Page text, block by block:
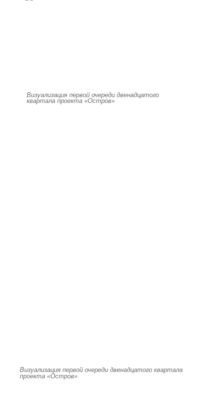
Визуализация первой очереди двенадцатого
квартала проекта «Остров»
Визуализация первой очереди двенадцатого квартала
проекта «Остров»